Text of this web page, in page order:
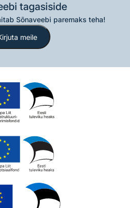
tagasiside
Sõnaveebi paremaks teha!
meile